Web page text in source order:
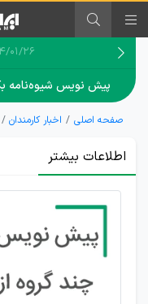
۱۴۰۴/
پیش نویس شیوه‌نامه
صفحه اصلی اخبار کارمندان
اطلاعات بیشتر
پیگیری
اعتراضات
ساماندهی